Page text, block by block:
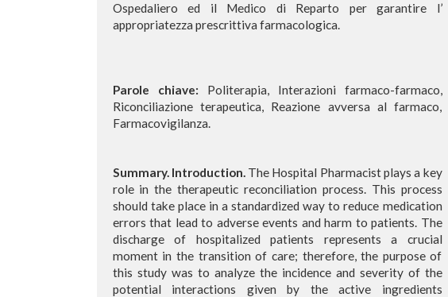
Ospedaliero ed il Medico di Reparto per garantire l’
appropriatezza prescrittiva farmacologica.
Parole chiave: Politerapia, Interazioni farmaco-farmaco,
Riconciliazione terapeutica, Reazione avversa al farmaco,
Farmacovigilanza.
Summary. Introduction. The Hospital Pharmacist plays a key
role in the therapeutic reconciliation process. This process
should take place in a standardized way to reduce medication
errors that lead to adverse events and harm to patients. The
discharge of hospitalized patients represents a crucial
moment in the transition of care; therefore, the purpose of
this study was to analyze the incidence and severity of the
potential interactions given by the active ingredients